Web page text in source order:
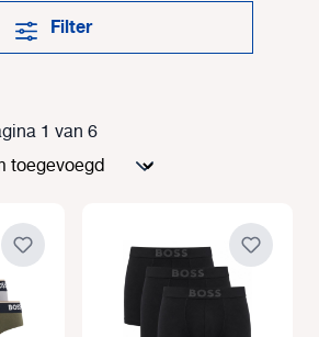
Filter
1 van 6